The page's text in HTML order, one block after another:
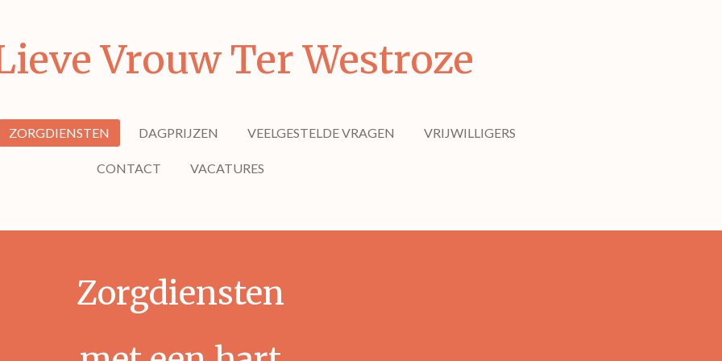
Vrouw Ter Westroze
ZORGDIENSTEN DAGPRIJZEN VEELGESTELDE VRAGEN VRIJWILLIGERS
CONTACT VACATURES
Zorgdiensten